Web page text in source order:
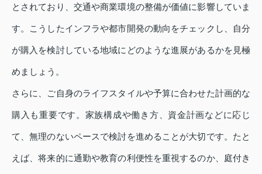
とされており、交通や商業環境の整備が価値に影響していま
す。こうしたインフラや都市開発の動向をチェックし、自分
が購入を検討している地域にどのような進展があるかを見極
めましょう。
さらに、ご自身のライフスタイルや予算に合わせた計画的な
購入も重要です。家族構成や働き方、資金計画などに応じ
て、無理のないペースで検討を進めることが大切です。たと
えば、将来的に通勤や教育の利便性を重視するのか、庭付き